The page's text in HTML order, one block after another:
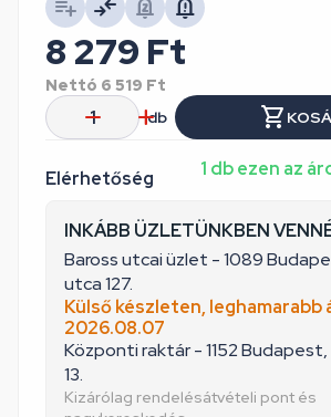
Elérhetőség
1 db ezen az
INKÁBB ÜZLETÜNKBEN
Baross utcai üzlet - 1089
utca 127.
Külső készleten,
2026.08.07
Központi raktár - 1152
13.
Kizárólag rendelésátvételi pont és
8 279 Ft
Nettó 6 519 Ft
db